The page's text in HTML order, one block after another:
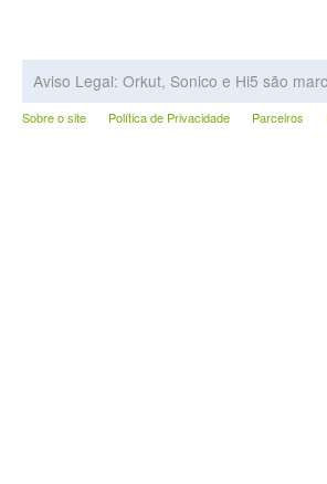
Aviso Legal: Orkut, Sonico e Hi5 são
Sobre o site Política de Privacidade Parceiros